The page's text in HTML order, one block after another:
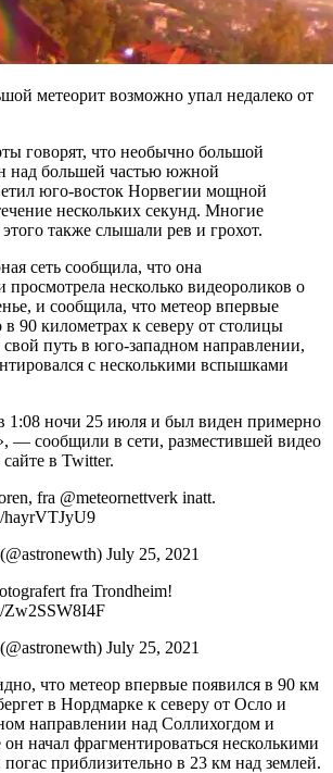
говорят, что необычно большой
над большей частью южной
юго-восток Норвегии мощной
нескольких секунд. Многие
также слышали рев и грохот.
сеть сообщила, что она
просмотрела несколько видеороликов о
и сообщила, что метеор впервые
90 километрах к северу от столицы
путь в юго-западном направлении,
с несколькими вспышками
1:08 ночи 25 июля и был виден примерно
— сообщили в сети, разместившей видео
в Twitter.
fra @meteornettverk inatt.
hayrVTJyU9
July 25, 2021
fra Trondheim!
Zw2SSW8I4F
July 25, 2021
что метеор впервые появился в 90 км
в Нордмарке к северу от Осло и
направлении над Соллихогдом и
начал фрагментироваться несколькими
приблизительно в 23 км над землей.